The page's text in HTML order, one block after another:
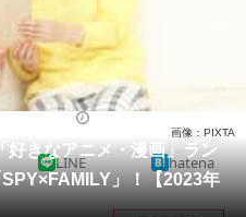
地域
教育・育児
リサーチ
好きなアニメ・漫画」ラン
」！【2023年
画像：PIXTA
LINE hatena